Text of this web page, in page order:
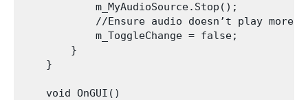
            m_MyAudioSource.Stop();
//Ensure audio doesn’t play more
            m_ToggleChange = false;
        }
    }
    void OnGUI()